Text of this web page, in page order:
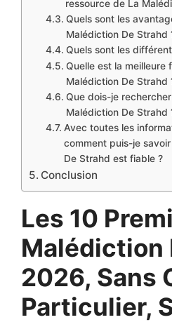
ressource de La
Quels sont les
Malédiction De Strahd
Quels sont les
Quelle est la meilleure
Malédiction De Strahd
Que dois-je
Malédiction De Strahd
Avec toutes les
comment puis-je
De Strahd est fiable ?
Conclusion
Les 10
Malédiction
2026, Sans
Particulier,